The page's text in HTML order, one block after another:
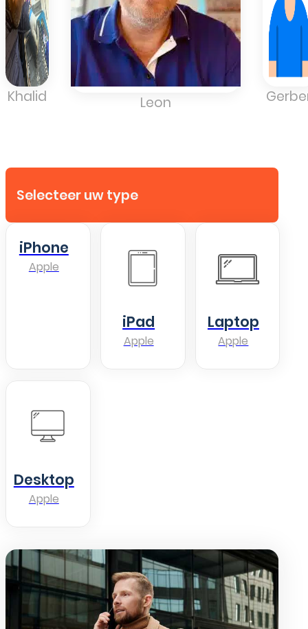
Khalid Leon
Selecteer uw type
iPhone
Apple
iPad
Apple
Laptop
Apple
Desktop
Apple